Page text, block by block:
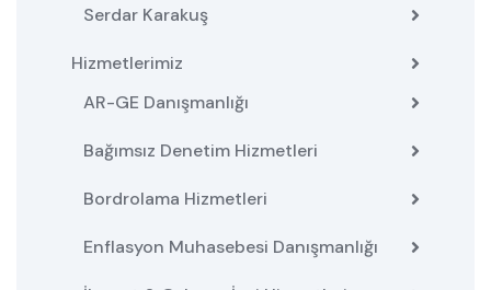
Serdar Karakuş
Hizmetlerimiz
AR-GE Danışmanlığı
Bağımsız Denetim Hizmetleri
Bordrolama Hizmetleri
Enflasyon Muhasebesi Danışmanlığı